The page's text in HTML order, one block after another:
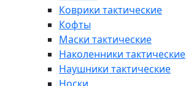
Коврики тактические
Кофты
Маски тактические
Наколенники тактические
Наушники тактические